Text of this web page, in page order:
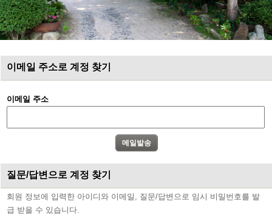
이메일 주소로 계정 찾기
이메일 주소
질문/답변으로 계정 찾기
회원 정보에 입력한 아이디와 이메일, 질문/답변으로 임시 비밀번호를 발
급 받을 수 있습니다.